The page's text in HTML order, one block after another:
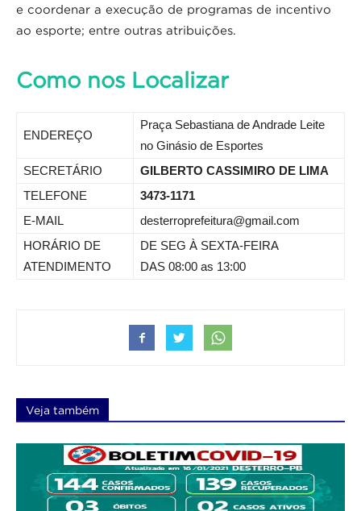
e coordenar a execução de programas de incentivo
ao esporte; entre outras atribuições.
Como nos Localizar
ENDEREÇO
Praça Sebastiana de Andrade Leite
no Ginásio de Esportes
SECRETÁRIO
GILBERTO CASSIMIRO DE LIMA
TELEFONE
3473-1171
E-MAIL
desterroprefeitura@gmail.com
HORÁRIO DE
ATENDIMENTO
DE SEG À SEXTA-FEIRA
DAS 08:00 as 13:00
Veja também